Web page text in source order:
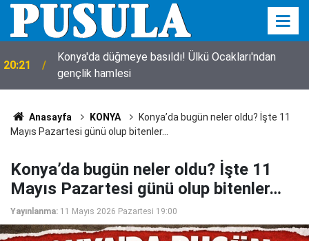
18:00
Konya’da bugün neler oldu? İşte 6 Ağustos
Perşembe günü olup bitenler…
Anasayfa KONYA
Konya’da bugün neler oldu? İşte 11
Mayıs Pazartesi günü olup bitenler…
Konya’da bugün neler oldu? İşte 11
Mayıs Pazartesi günü olup bitenler…
Yayınlanma: 11 Mayıs 2026 Pazartesi 19:00